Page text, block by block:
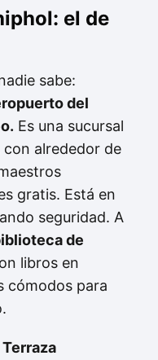
el de
sabe:
del
Es una sucursal
con alrededor de
gratis. Está en
seguridad. A
de
libros en
cómodos para
Terraza